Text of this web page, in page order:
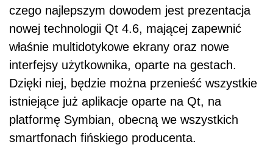
czego najlepszym dowodem jest prezentacja
nowej technologii Qt 4.6, mającej zapewnić
właśnie multidotykowe ekrany oraz nowe
interfejsy użytkownika, oparte na gestach.
Dzięki niej, będzie można przenieść wszystkie
istniejące już aplikacje oparte na Qt, na
platformę Symbian, obecną we wszystkich
smartfonach fińskiego producenta.